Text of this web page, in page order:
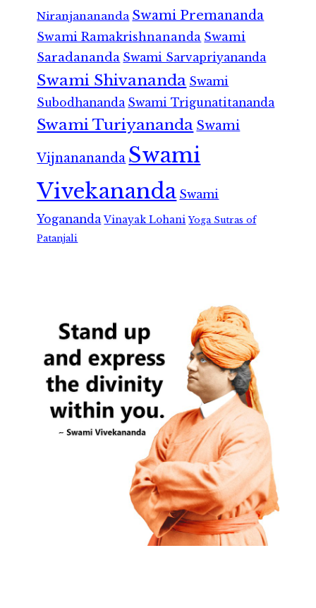
Niranjanananda Swami Premananda
Swami Ramakrishnananda Swami
Saradananda Swami Sarvapriyananda
Swami Shivananda Swami
Subodhananda Swami Trigunatitananda
Swami Turiyananda Swami
Vijnanananda Swami
Vivekananda Swami
Yogananda Vinayak Lohani Yoga Sutras of
Patanjali